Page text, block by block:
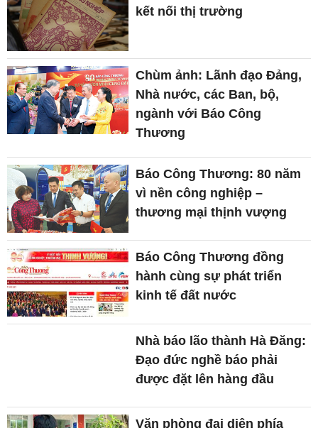
kết nối thị trường
Chùm ảnh: Lãnh đạo Đảng,
Nhà nước, các Ban, bộ,
ngành với Báo Công
Thương
Báo Công Thương: 80 năm
vì nền công nghiệp –
thương mại thịnh vượng
Báo Công Thương đồng
hành cùng sự phát triển
kinh tế đất nước
Nhà báo lão thành Hà Đăng:
Đạo đức nghề báo phải
được đặt lên hàng đầu
Văn phòng đại diện phía